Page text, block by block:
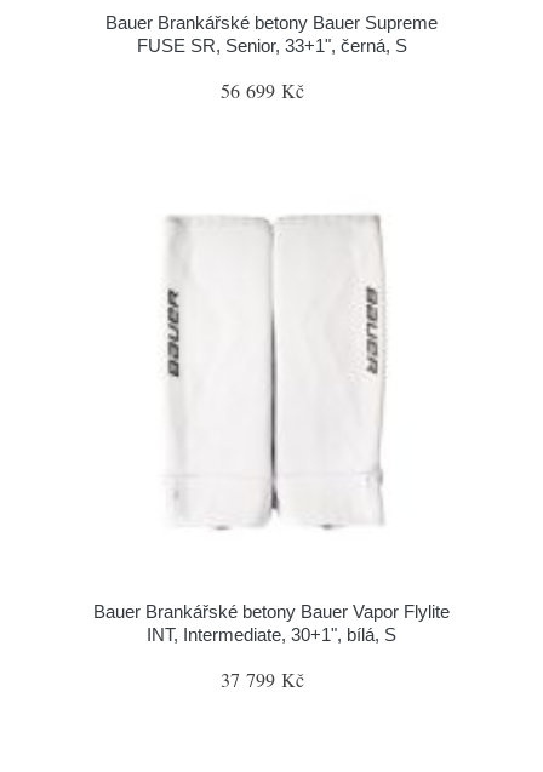
Bauer Brankářské betony Bauer Supreme
FUSE SR, Senior, 33+1", černá, S
56 699 Kč
Bauer Brankářské betony Bauer Vapor Flylite
INT, Intermediate, 30+1", bílá, S
37 799 Kč